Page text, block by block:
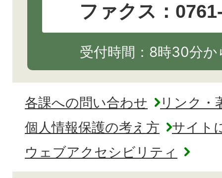
ファクス：
受付時間：8時30分
各課への問い合わせ
リンク・
個人情報保護の考え方
サイト
ウェブアクセシビリティ